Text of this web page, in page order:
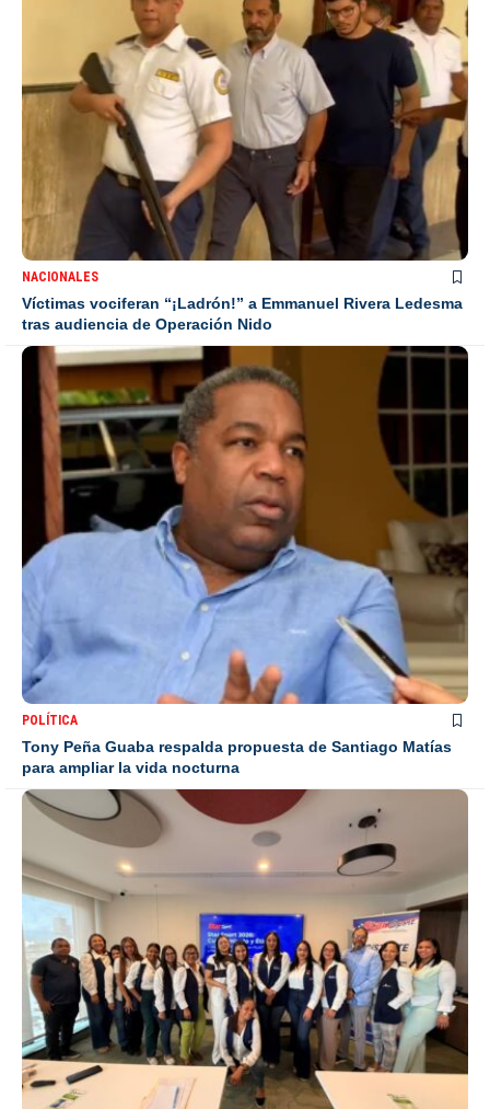
NACIONALES
Víctimas vociferan “¡Ladrón!” a Emmanuel Rivera Ledesma
tras audiencia de Operación Nido
POLÍTICA
Tony Peña Guaba respalda propuesta de Santiago Matías
para ampliar la vida nocturna